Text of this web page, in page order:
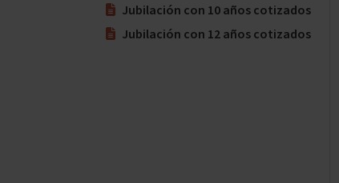
Jubilación con 10 años cotizados
Jubilación con 12 años cotizados